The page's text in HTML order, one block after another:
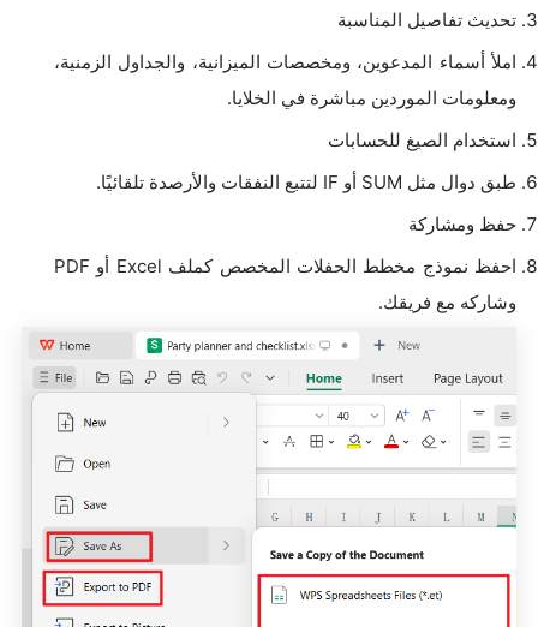
تحديث تفاصيل المناسبة
املأ أسماء المدعوين، ومخصصات الميزانية، والجداول الزمنية،
ومعلومات الموردين مباشرة في الخلايا.
استخدام الصيغ للحسابات
طبق دوال مثل SUM أو IF لتتبع النفقات والأرصدة تلقائيًا.
حفظ ومشاركة
احفظ نموذج مخطط الحفلات المخصص كملف Excel أو PDF
وشاركه مع فريقك.